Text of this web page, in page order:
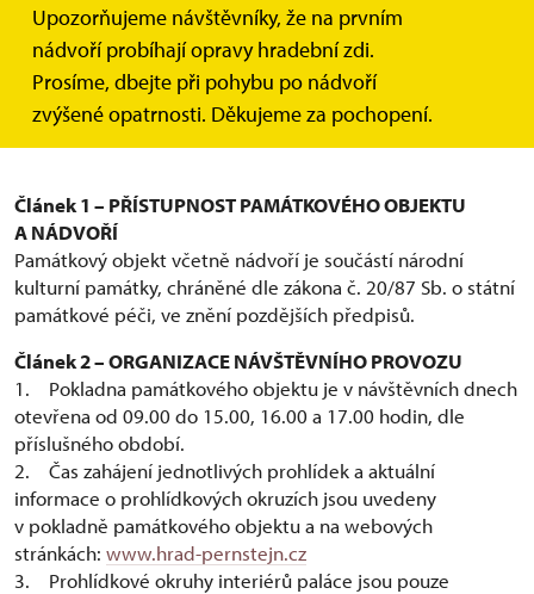
Upozorňujeme návštěvníky, že na prvním
nádvoří probíhají opravy hradební zdi.
Prosíme, dbejte při pohybu po nádvoří
zvýšené opatrnosti. Děkujeme za pochopení.
Národní památkový ústav
ÚZEMNÍ PAMÁTKOVÁ SPRÁVA V KROMĚŘÍŽI
NÁVŠTĚVNÍ ŘÁD PAMÁTKOVÉHO OBJEKTU A NÁDVOŘÍ
STÁTNÍHO HRADU PERNŠTEJNA
(dále jen „památkový objekt“)
Článek 1 – PŘÍSTUPNOST PAMÁTKOVÉHO OBJEKTU
A NÁDVOŘÍ
Památkový objekt včetně nádvoří je součástí národní
kulturní památky, chráněné dle zákona č. 20/87 Sb. o státní
památkové péči, ve znění pozdějších předpisů.
Článek 2 – ORGANIZACE NÁVŠTĚVNÍHO PROVOZU
1. Pokladna památkového objektu je v návštěvních dnech
otevřena od 09.00 do 15.00, 16.00 a 17.00 hodin, dle
příslušného období.
2. Čas zahájení jednotlivých prohlídek a aktuální
informace o prohlídkových okruzích jsou uvedeny
v pokladně památkového objektu a na webových
stránkách: www.hrad-pernstejn.cz
3. Prohlídkové okruhy interiérů paláce jsou pouze